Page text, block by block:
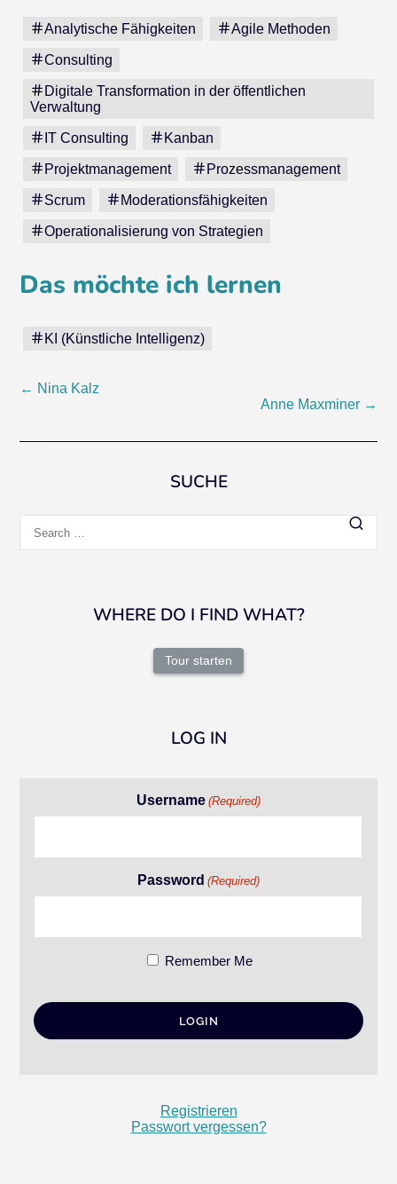
Analytische Fähigkeiten Agile Methoden
Consulting
Digitale Transformation in der öffentlichen
Verwaltung
IT Consulting Kanban
Projektmanagement Prozessmanagement
Scrum Moderationsfähigkeiten
Operationalisierung von Strategien
Das möchte ich lernen
KI (Künstliche Intelligenz)
Post
← Nina Kalz
Anne Maxminer →
SUCHE
for:
WHERE DO I FIND WHAT?
Tour starten
LOG IN
Username (Required)
Password (Required)
Remember Me
Registrieren
Passwort vergessen?